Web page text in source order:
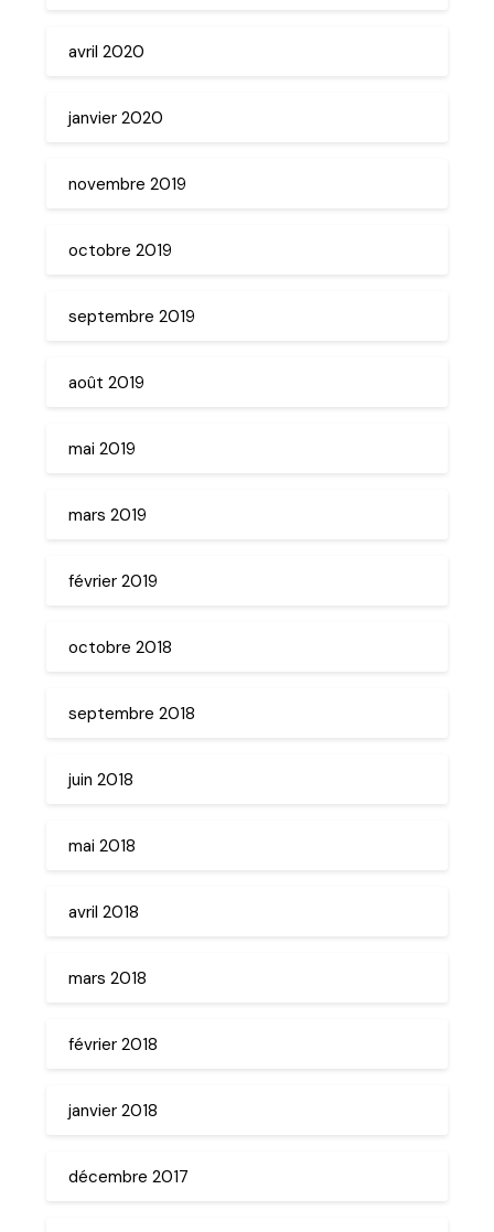
avril 2020
janvier 2020
novembre 2019
octobre 2019
septembre 2019
août 2019
mai 2019
mars 2019
février 2019
octobre 2018
septembre 2018
juin 2018
mai 2018
avril 2018
mars 2018
février 2018
janvier 2018
décembre 2017